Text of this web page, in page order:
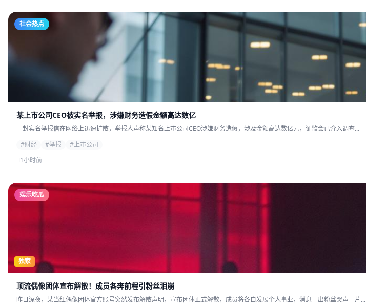
社会热点
某上市公司CEO被实名举报，涉嫌财务造假金额高达数亿
一封实名举报信在网络上迅速扩散，举报人声称某知名上市公司CEO涉嫌财务造假，涉及金额高达数亿元，证监会已介入调查...
#财经
#举报
#上市公司
1小时前
娱乐吃瓜
独家
顶流偶像团体宣布解散！成员各奔前程引粉丝泪崩
昨日深夜，某当红偶像团体官方账号突然发布解散声明，宣布团体正式解散，成员将各自发展个人事业，消息一出粉丝哭声一片...